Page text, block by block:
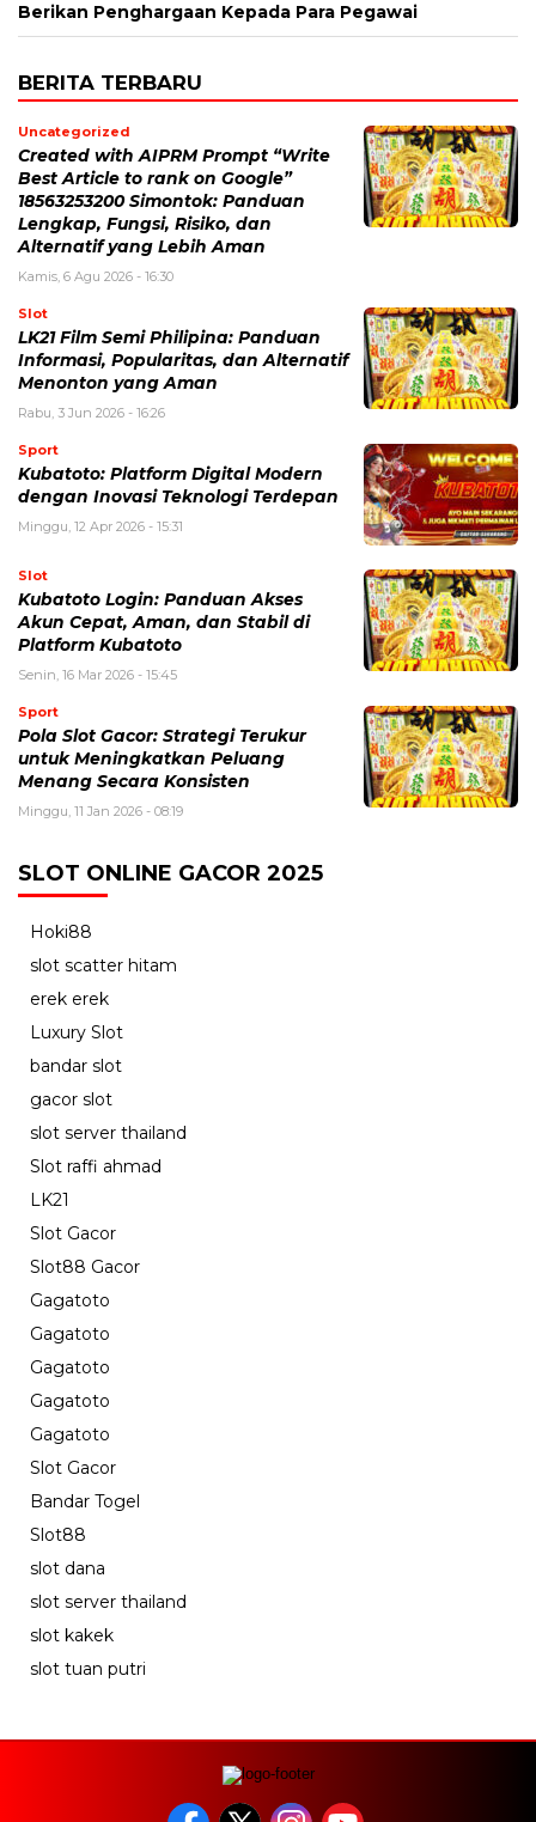
Berikan Penghargaan Kepada Para Pegawai
BERITA TERBARU
Uncategorized
Created with AIPRM Prompt “Write
Best Article to rank on Google”
18563253200 Simontok: Panduan
Lengkap, Fungsi, Risiko, dan
Alternatif yang Lebih Aman
Kamis, 6 Agu 2026 - 16:30
Slot
LK21 Film Semi Philipina: Panduan
Informasi, Popularitas, dan Alternatif
Menonton yang Aman
Rabu, 3 Jun 2026 - 16:26
Sport
Kubatoto: Platform Digital Modern
dengan Inovasi Teknologi Terdepan
Minggu, 12 Apr 2026 - 15:31
Slot
Kubatoto Login: Panduan Akses
Akun Cepat, Aman, dan Stabil di
Platform Kubatoto
Senin, 16 Mar 2026 - 15:45
Sport
Pola Slot Gacor: Strategi Terukur
untuk Meningkatkan Peluang
Menang Secara Konsisten
Minggu, 11 Jan 2026 - 08:19
SLOT ONLINE GACOR 2025
Hoki88
slot scatter hitam
erek erek
Luxury Slot
bandar slot
gacor slot
slot server thailand
Slot raffi ahmad
LK21
Slot Gacor
Slot88 Gacor
Gagatoto
Gagatoto
Gagatoto
Gagatoto
Gagatoto
Slot Gacor
Bandar Togel
Slot88
slot dana
slot server thailand
slot kakek
slot tuan putri